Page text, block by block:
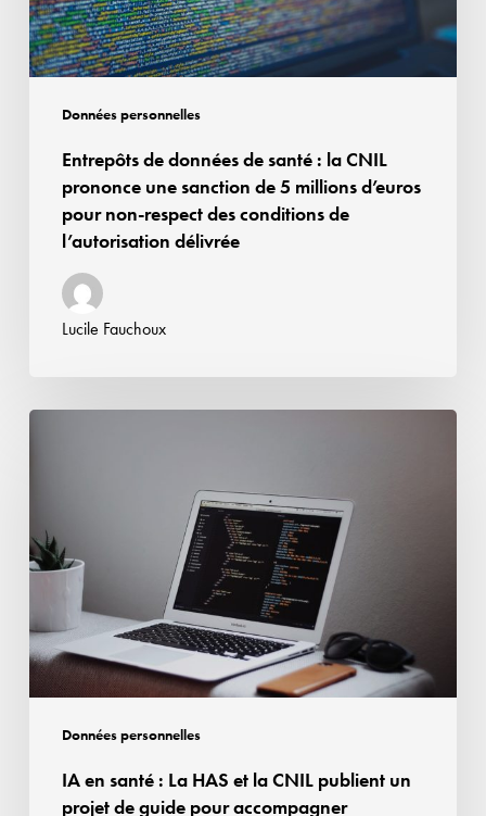
Données personnelles
prononce
une
sanction
millions
d’euros
respect
l’autorisation
Entrepôts de données de santé : la CNIL
prononce une sanction de 5 millions d’euros
pour non-respect des conditions de
l’autorisation délivrée
Lucile Fauchoux
Données personnelles
HAS
et
CNIL
publient
un
projet
guideIA en santé : La HAS et la CNIL publient un
projet de guide pour accompagner